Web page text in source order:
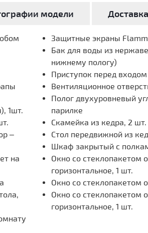
модели Доставка
1шт.
–
на
Защитные экраны
Бак для воды из
нижнему пологу)
Приступок перед
Вентиляционное
Полог двухуровневый
парилке
Скамейка из кедра, 2
Стол передвижной из
Шкаф закрытый с
Окно со
горизонтальное, 1 шт.
Окно со
Окно со
горизонтальное, 1 шт.